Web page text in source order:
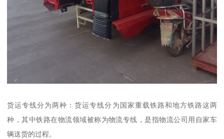
货运专线分为两种：货运专线分为国家重载铁路和地方铁路这两
种，其中铁路在物流领域被称为物流专线，是指物流公司用自家车
辆送货的过程。